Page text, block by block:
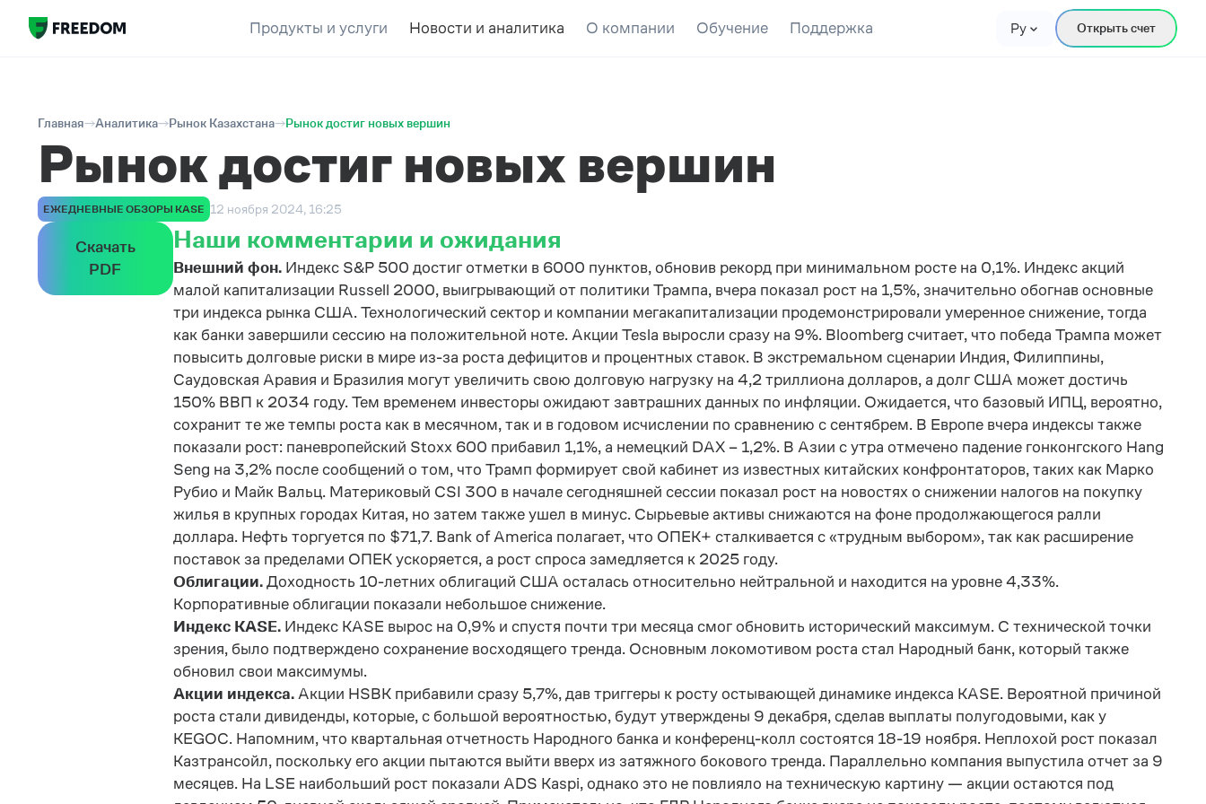
Продукты и услуги Новости и аналитика О компании Обучение Поддержка Ру Открыть счет
Главная Аналитика Рынок Казахстана Рынок достиг новых вершин
Рынок достиг новых вершин
ЕЖЕДНЕВНЫЕ ОБЗОРЫ KASE 12 ноября 2024, 16:25
Скачать
PDF
Наши комментарии и ожидания
Внешний фон. Индекс S&P 500 достиг отметки в 6000 пунктов, обновив рекорд при минимальном росте на 0,1%. Индекс акций
малой капитализации Russell 2000, выигрывающий от политики Трампа, вчера показал рост на 1,5%, значительно обогнав основные
три индекса рынка США. Технологический сектор и компании мегакапитализации продемонстрировали умеренное снижение, тогда
как банки завершили сессию на положительной ноте. Акции Tesla выросли сразу на 9%. Bloomberg считает, что победа Трампа может
повысить долговые риски в мире из-за роста дефицитов и процентных ставок. В экстремальном сценарии Индия, Филиппины,
Саудовская Аравия и Бразилия могут увеличить свою долговую нагрузку на 4,2 триллиона долларов, а долг США может достичь
150% ВВП к 2034 году. Тем временем инвесторы ожидают завтрашних данных по инфляции. Ожидается, что базовый ИПЦ, вероятно,
сохранит те же темпы роста как в месячном, так и в годовом исчислении по сравнению с сентябрем. В Европе вчера индексы также
показали рост: паневропейский Stoxx 600 прибавил 1,1%, а немецкий DAX – 1,2%. В Азии с утра отмечено падение гонконгского Hang
Seng на 3,2% после сообщений о том, что Трамп формирует свой кабинет из известных китайских конфронтаторов, таких как Марко
Рубио и Майк Вальц. Материковый CSI 300 в начале сегодняшней сессии показал рост на новостях о снижении налогов на покупку
жилья в крупных городах Китая, но затем также ушел в минус. Сырьевые активы снижаются на фоне продолжающегося ралли
доллара. Нефть торгуется по $71,7. Bank of America полагает, что ОПЕК+ сталкивается с «трудным выбором», так как расширение
поставок за пределами ОПЕК ускоряется, а рост спроса замедляется к 2025 году.
Облигации. Доходность 10-летних облигаций США осталась относительно нейтральной и находится на уровне 4,33%.
Корпоративные облигации показали небольшое снижение.
Индекс KASE. Индекс KASE вырос на 0,9% и спустя почти три месяца смог обновить исторический максимум. С технической точки
зрения, было подтверждено сохранение восходящего тренда. Основным локомотивом роста стал Народный банк, который также
обновил свои максимумы.
Акции индекса. Акции HSBK прибавили сразу 5,7%, дав триггеры к росту остывающей динамике индекса KASE. Вероятной причиной
роста стали дивиденды, которые, с большой вероятностью, будут утверждены 9 декабря, сделав выплаты полугодовыми, как у
KEGOC. Напомним, что квартальная отчетность Народного банка и конференц-колл состоятся 18-19 ноября. Неплохой рост показал
Казтрансойл, поскольку его акции пытаются выйти вверх из затяжного бокового тренда. Параллельно компания выпустила отчет за 9
месяцев. На LSE наибольший рост показали ADS Kaspi, однако это не повлияло на техническую картину — акции остаются под